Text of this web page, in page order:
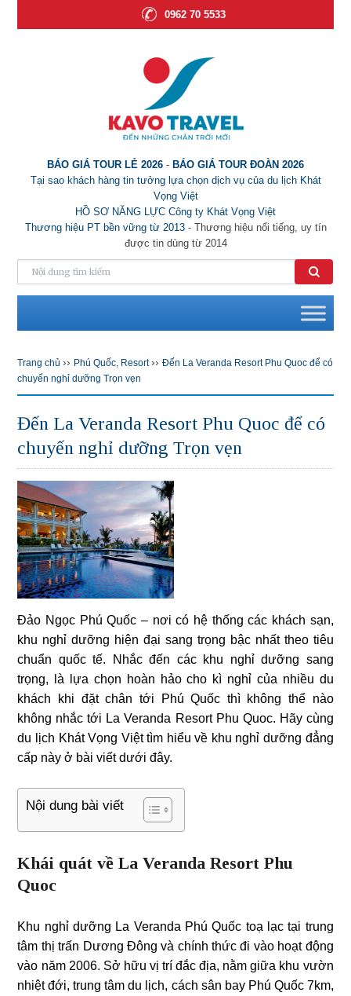
0962 70 5533
BÁO GIÁ TOUR LẺ 2026 - BÁO GIÁ TOUR ĐOÀN 2026
Tại sao khách hàng tin tưởng lựa chọn dịch vụ của du lịch Khát
Vọng Việt
HỒ SƠ NĂNG LỰC Công ty Khát Vọng Việt
Thương hiệu PT bền vững từ 2013- Thương hiệu nổi tiếng, uy tín
được tin dùng từ 2014
Trang chủ ›› Phú Quốc, Resort ››Đến La Veranda Resort Phu Quoc để có
chuyến nghỉ dưỡng Trọn vẹn
Đến La Veranda Resort Phu Quoc để có
chuyến nghỉ dưỡng Trọn vẹn
Đảo Ngọc Phú Quốc – nơi có hệ thống các khách sạn,
khu nghỉ dưỡng hiện đại sang trọng bậc nhất theo tiêu
chuẩn quốc tế. Nhắc đến các khu nghỉ dưỡng sang
trọng, là lựa chọn hoàn hảo cho kì nghỉ của nhiều du
khách khi đặt chân tới Phú Quốc thì không thể nào
không nhắc tới La Veranda Resort Phu Quoc. Hãy cùng
du lịch Khát Vọng Việt tìm hiểu về khu nghỉ dưỡng đẳng
cấp này ở bài viết dưới đây.
Nội dung bài viết
Khái quát về La Veranda Resort Phu
Quoc
Khu nghỉ dưỡng La Veranda Phú Quốc toạ lạc tại trung
tâm thị trấn Dương Đông và chính thức đi vào hoạt động
vào năm 2006. Sở hữu vị trí đắc địa, nằm giữa khu vườn
nhiệt đới, trung tâm du lịch, cách sân bay Phú Quốc 7km,